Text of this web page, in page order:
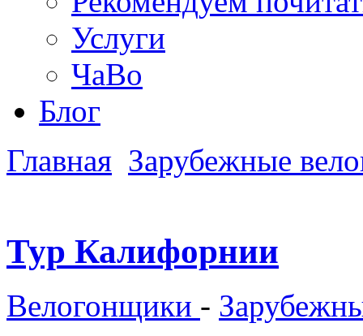
Услуги
ЧаВо
Блог
Главная Зарубежные
Тур Калифорнии
Велогонщики -